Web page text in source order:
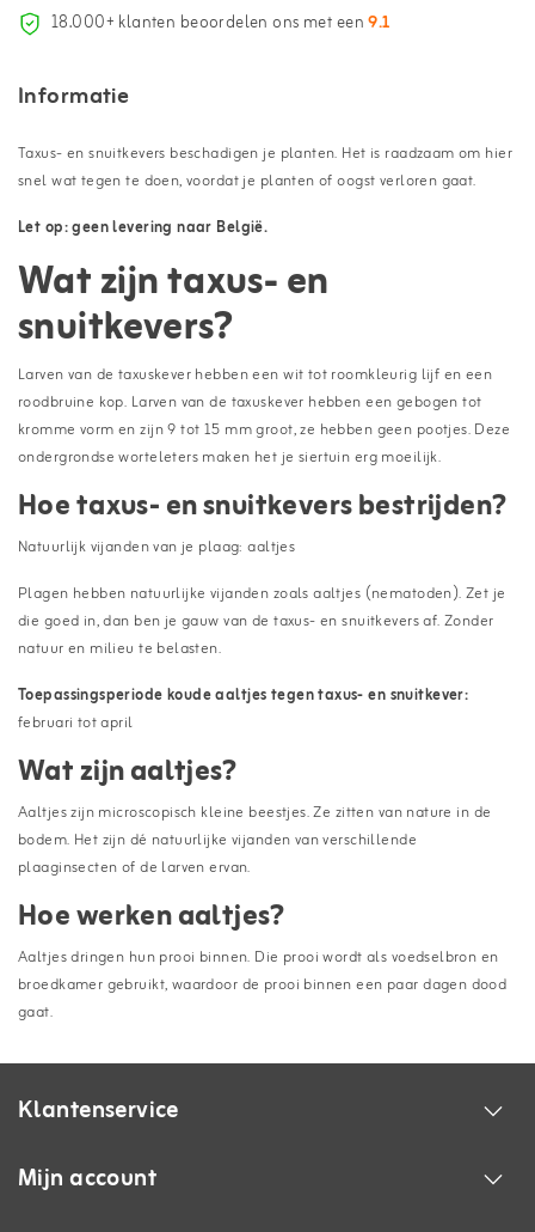
18.000+ klanten beoordelen ons met een9.1
Informatie
Taxus- en snuitkevers beschadigen je planten. Het is raadzaam om hier
snel wat tegen te doen, voordat je planten of oogst verloren gaat.
Let op: geen levering naar België.
Wat zijn taxus- en
snuitkevers?
Larven van de taxuskever hebben een wit tot roomkleurig lijf en een
roodbruine kop. Larven van de taxuskever hebben een gebogen tot
kromme vorm en zijn 9 tot 15 mm groot, ze hebben geen pootjes. Deze
ondergrondse worteleters maken het je siertuin erg moeilijk.
Hoe taxus- en snuitkevers bestrijden?
Natuurlijk vijanden van je plaag: aaltjes
Plagen hebben natuurlijke vijanden zoals aaltjes (nematoden). Zet je
die goed in, dan ben je gauw van de taxus- en snuitkevers af. Zonder
natuur en milieu te belasten.
Toepassingsperiode koude aaltjes tegen taxus- en snuitkever:
februari tot april
Wat zijn aaltjes?
Aaltjes zijn microscopisch kleine beestjes. Ze zitten van nature in de
bodem. Het zijn dé natuurlijke vijanden van verschillende
plaaginsecten of de larven ervan.
Hoe werken aaltjes?
Aaltjes dringen hun prooi binnen. Die prooi wordt als voedselbron en
broedkamer gebruikt, waardoor de prooi binnen een paar dagen dood
gaat.
Klantenservice
Mijn account